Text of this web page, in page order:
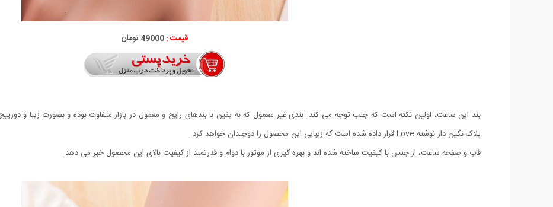
قیمت :49000 تومان
بند این ساعت، اولین نکته است که جلب توجه می کند. بندی غیر معمول که به یقین با بندهای رایج و معمول در بازار متفاوت بوده و بصورت زیبا و
پلاک نگین دار نوشته Love قرار داده شده است که زیبایی این محصول را دوچندان خواهد کرد.
قاب و صفحه ساعت، از جنس با کیفیت ساخته شده اند و بهره گیری از موتور با دوام و قدرتمند از کیفیت بالای این محصول خبر می دهد.